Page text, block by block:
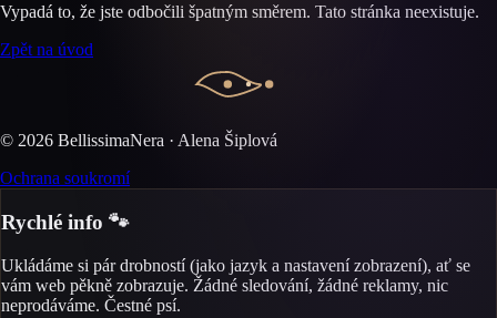
Vypadá to, že jste odbočili špatným směrem. Tato stránka neexistuje.
Zpět na úvod
© 2026 BellissimaNera · Alena Šiplová
Ochrana soukromí
Rychlé info 🐾
Ukládáme si pár drobností (jako jazyk a nastavení zobrazení), ať se
vám web pěkně zobrazuje. Žádné sledování, žádné reklamy, nic
neprodáváme. Čestné psí.